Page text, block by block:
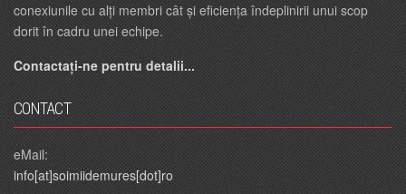
conexiunile cu alți membri cât și eficiența îndeplinirii unui scop
dorit în cadru unei echipe.
Contactați-ne pentru detalii...
CONTACT
eMail:
info[at]soimiidemures[dot]ro